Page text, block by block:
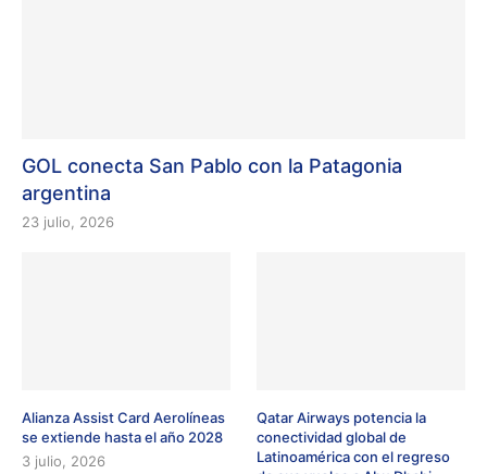
GOL conecta San Pablo con la Patagonia
argentina
23 julio, 2026
Alianza Assist Card Aerolíneas
se extiende hasta el año 2028
3 julio, 2026
Qatar Airways potencia la
conectividad global de
Latinoamérica con el regreso